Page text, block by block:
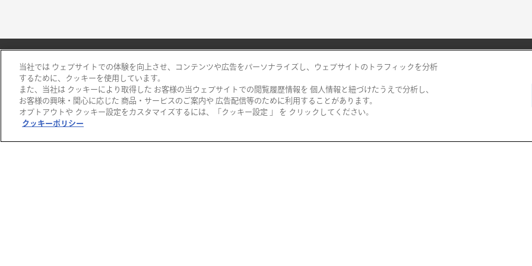
阪急百貨店
阪急メンズ大阪 神戸阪急
阪神百貨店
阪神・にしのみや
当社では ウェブサイトでの体験を向上させ、コンテンツや広告をパーソナライズし、ウェブサイトのトラフィックを分析
するために、クッキーを使用しています。
また、当社は クッキーにより取得した お客様の当ウェブサイトでの閲覧履歴情報を 個人情報と紐づけたうえで分析し、
お客様の興味・関心に応じた 商品・サービスのご案内や 広告配信等のために利用することがあります。
オプトアウトや クッキー設定をカスタマイズするには、「クッキー設定 」 を クリックしてください。
クッキーポリシー